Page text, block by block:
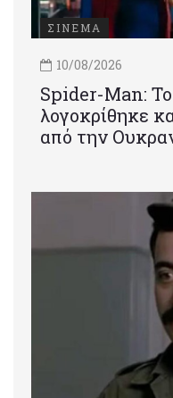
ΣΙΝΕΜΑ
10/08/2026
Spider-Man:
λογοκρίθηκε
από την